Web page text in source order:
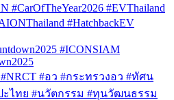
#CarOfTheYear2026 #EVThailand
#HatchbackEV
#ICONSIAM
#อว #กระทรวงอว #ทัศน
ะไทย #นวัตกรรม #ทุนวัฒนธรรม